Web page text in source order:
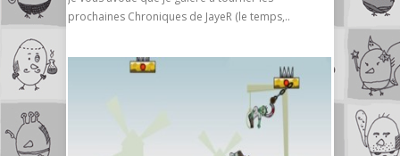
prochaines Chroniques de JayeR (le temps,..